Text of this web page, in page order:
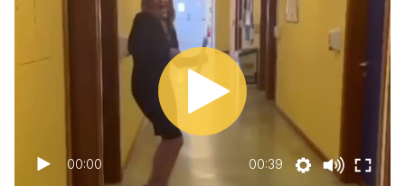
00:00 00:39